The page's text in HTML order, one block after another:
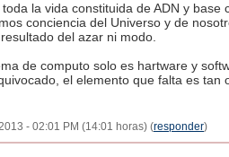
la vida constituida de ADN y base
conciencia del Universo y de
del azar ni modo.
de computo solo es hartware y
el elemento que falta es tan
- 02:01 PM (14:01 horas) (responder)